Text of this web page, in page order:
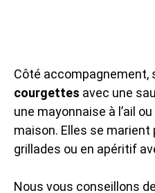
Côté accompagnement,
courgettes avec une
une mayonnaise à l’ail
maison. Elles se
grillades ou en apéritif
Nous vous conseillons